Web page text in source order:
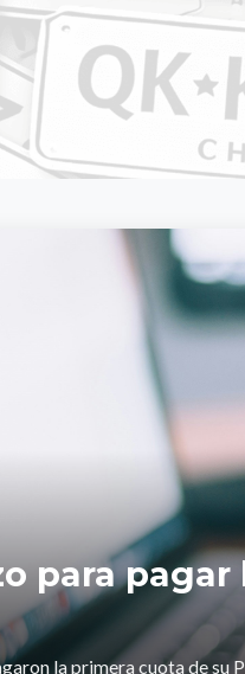
para
la primera cuota de